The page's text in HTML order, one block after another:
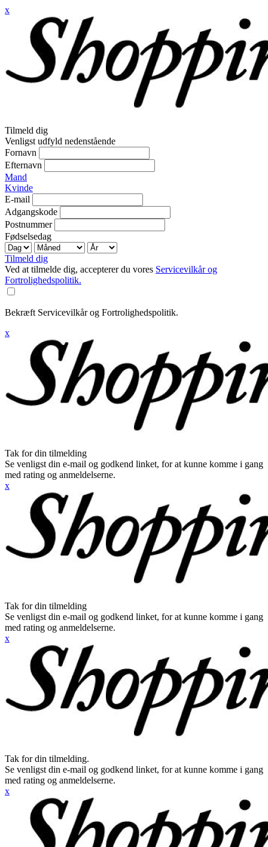
x
Tilmeld dig
Venligst udfyld nedenstående
Fornavn
Efternavn
Mand
Kvinde
E-mail
Adgangskode
Postnummer
Fødselsedag
Tilmeld dig
Ved at tilmelde dig, accepterer du vores Servicevilkår og
Fortrolighedspolitik.
Bekræft Servicevilkår og Fortrolighedspolitik.
x
Tak for din tilmelding
Se venligst din e-mail og godkend linket, for at kunne komme i gang
med rating og anmeldelserne.
x
Tak for din tilmelding
Se venligst din e-mail og godkend linket, for at kunne komme i gang
med rating og anmeldelserne.
x
Tak for din tilmelding.
Se venligst din e-mail og godkend linket, for at kunne komme i gang
med rating og anmeldelserne.
x